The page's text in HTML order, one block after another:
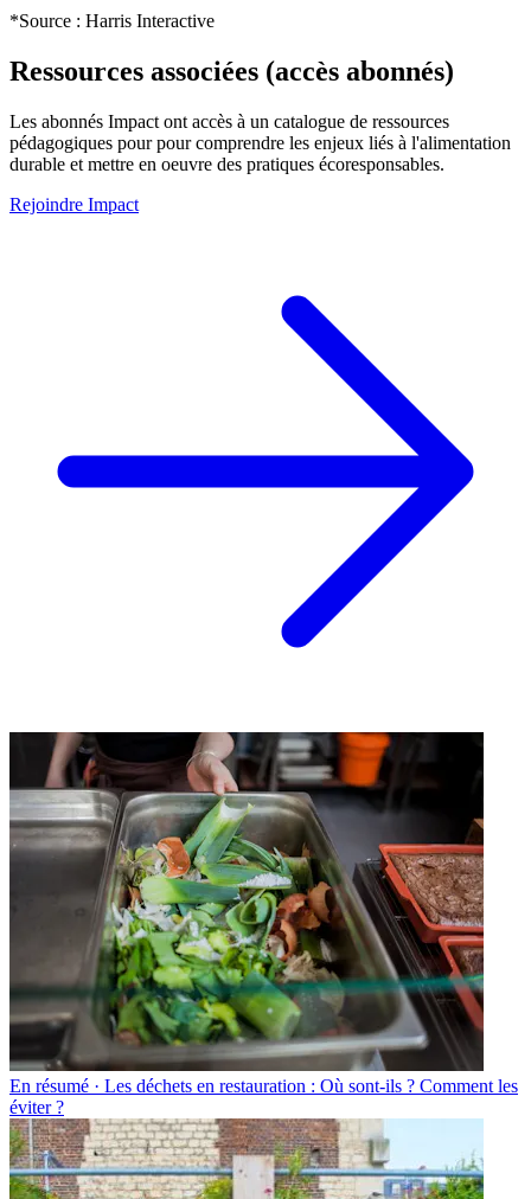
*Source : Harris Interactive
Ressources associées (accès abonnés)
Les abonnés Impact ont accès à un catalogue de ressources
pédagogiques pour pour comprendre les enjeux liés à l'alimentation
durable et mettre en oeuvre des pratiques écoresponsables.
Rejoindre Impact
En résumé · Les déchets en restauration : Où sont-ils ? Comment les
éviter ?